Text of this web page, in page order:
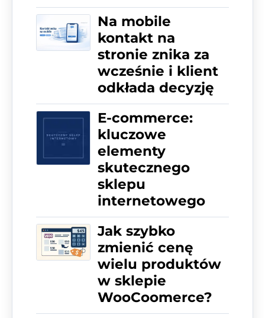
Na mobile
kontakt na
stronie znika za
wcześnie i klient
odkłada decyzję
E-commerce:
kluczowe
elementy
skutecznego
sklepu
internetowego
Jak szybko
zmienić cenę
wielu produktów
w sklepie
WooCoomerce?